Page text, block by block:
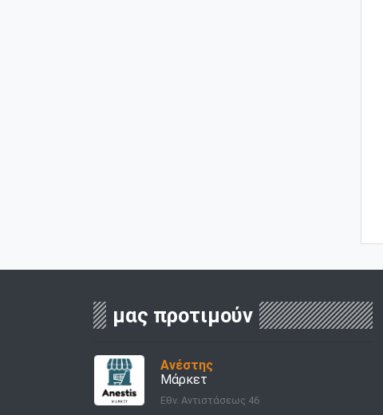
μας προτιμούν
Ανέστης
Μάρκετ
Εθν. Αντιστάσεως 46